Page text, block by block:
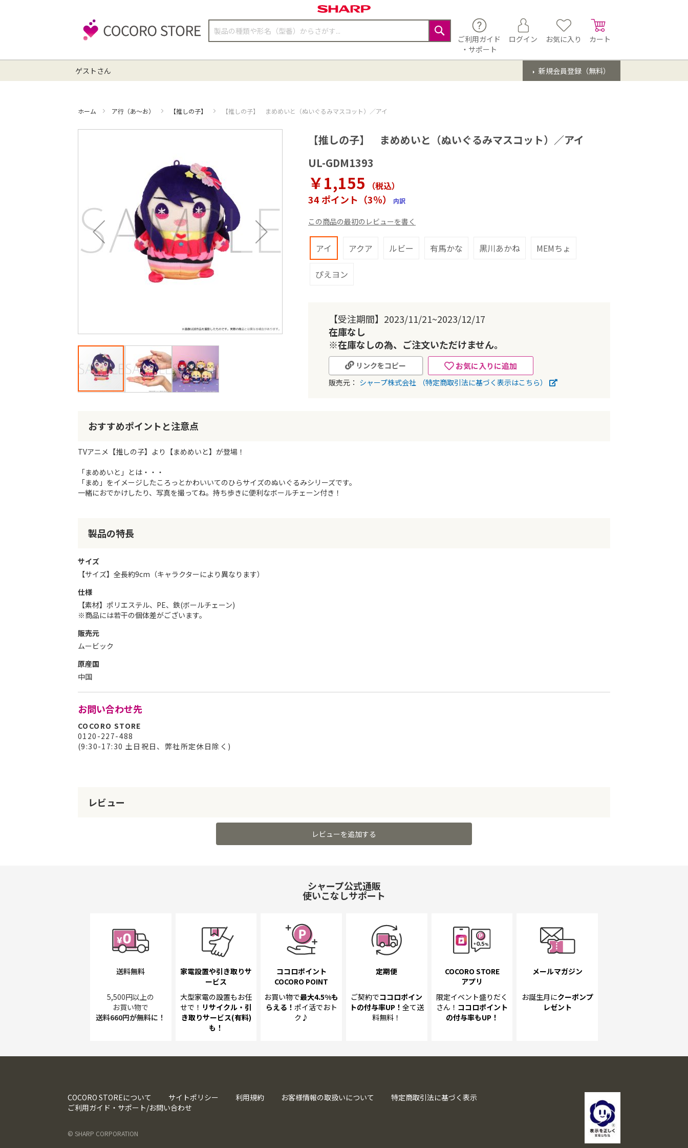
検
検
ご利用ガイド
・サポート
ログイン お気に入り カート
新規会員登録（無料）
ゲストさん
ホーム ア行（あ～お） 【推しの子】 【推しの子】 まめめいと（ぬいぐるみマスコット）／アイ
【推しの子】 まめめいと（ぬいぐるみマスコット）／アイ
UL-GDM1393
￥1,155 （税込）
34 ポイント（3％） 内訳
この商品の最初のレビューを書く
アイ アクア ルビー 有馬かな 黒川あかね MEMちょ
ぴえヨン
【受注期間】2023/11/21~2023/12/17
在庫なし
※在庫なしの為、ご注文いただけません。
お気に入りに追加
リンクをコピー
販売元： シャープ株式会社 （特定商取引法に基づく表示はこちら）
ー
の
後
ャ
リ
ー
る
おすすめポイントと注意点
TVアニメ【推しの子】より【まめめいと】が登場！
「まめめいと」とは・・・
「まめ」をイメージしたころっとかわいいてのひらサイズのぬいぐるみシリーズです。
一緒におでかけしたり、写真を撮ってね。持ち歩きに便利なボールチェーン付き！
製品の特長
サイズ
【サイズ】全長約9cm（キャラクターにより異なります）
仕様
【素材】ポリエステル、PE、鉄(ボールチェーン)
※商品には若干の個体差がございます。
販売元
ムービック
原産国
中国
お問い合わせ先
COCORO STORE
0120-227-488
(9:30-17:30 土日祝日、弊社所定休日除く)
レビュー
レビューを追加する
シャープ公式通販
使いこなしサポート
送料無料
5,500円以上の
お買い物で
送料660円が無料に！
家電設置や引き取りサ
ービス
大型家電の設置も お任
せで！ リサイクル・引
き取りサービス(有料)
も！
ココロポイント
COCORO POINT
お買い物で最大4.5%も
らえる！ ポイ活でおト
ク♪
定期便
ご契約でココロポイン
トの付与率UP！ 全て送
料無料！
COCORO STORE
アプリ
限定イベント盛りだく
さん！ ココロポイント
の付与率もUP！
メールマガジン
お誕生月にクーポンプ
レゼント
COCORO STOREについて サイトポリシー 利用規約 お客様情報の取扱いについて
特定商取引法に基づく表示
ご利用ガイド・サポート/お問い合わせ
© SHARP CORPORATION